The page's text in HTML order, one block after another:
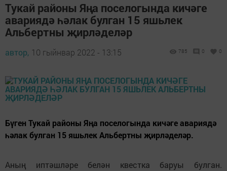
Тукай районы Яңа поселогында кичәге
авариядә һәлак булган 15 яшьлек
Альбертны җирләделәр
автор, 10 гыйнвар 2022 - 13:15 785 0 0
Бүген Тукай районы Яңа поселогында кичәге авариядә
һәлак булган 15 яшьлек Альбертны җирләделәр.
Аның иптәшләре белән квестка баруы булган.